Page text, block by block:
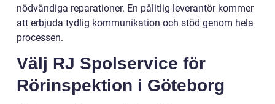
nödvändiga reparationer. En pålitlig leverantör kommer
att erbjuda tydlig kommunikation och stöd genom hela
processen.
Välj RJ Spolservice för
Rörinspektion i Göteborg